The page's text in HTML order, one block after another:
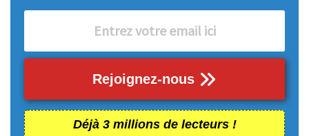
Rejoignez-nous
Déjà 3 millions de lecteurs !